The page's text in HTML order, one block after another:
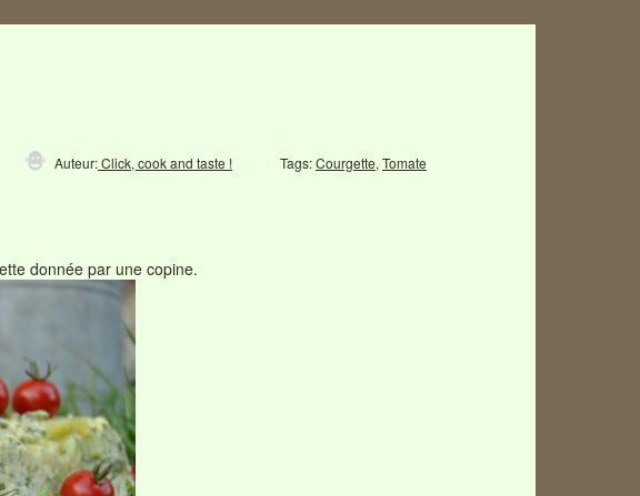
Auteur:Click, cook and taste ! Tags:Courgette, Tomate
donnée par une copine.